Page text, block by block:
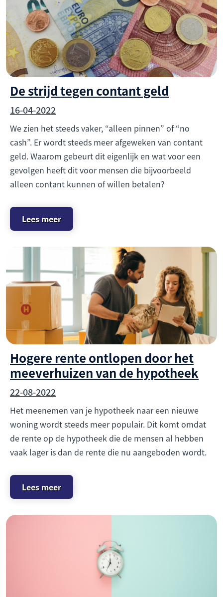
De strijd tegen contant geld
16-04-2022
We zien het steeds vaker, “alleen pinnen” of “no
cash”. Er wordt steeds meer afgeweken van contant
geld. Waarom gebeurt dit eigenlijk en wat voor een
gevolgen heeft dit voor mensen die bijvoorbeeld
alleen contant kunnen of willen betalen?
Lees meer
Hogere rente ontlopen door het
meeverhuizen van de hypotheek
22-08-2022
Het meenemen van je hypotheek naar een nieuwe
woning wordt steeds meer populair. Dit komt omdat
de rente op de hypotheek die de mensen al hebben
vaak lager is dan de rente die nu aangeboden wordt.
Lees meer